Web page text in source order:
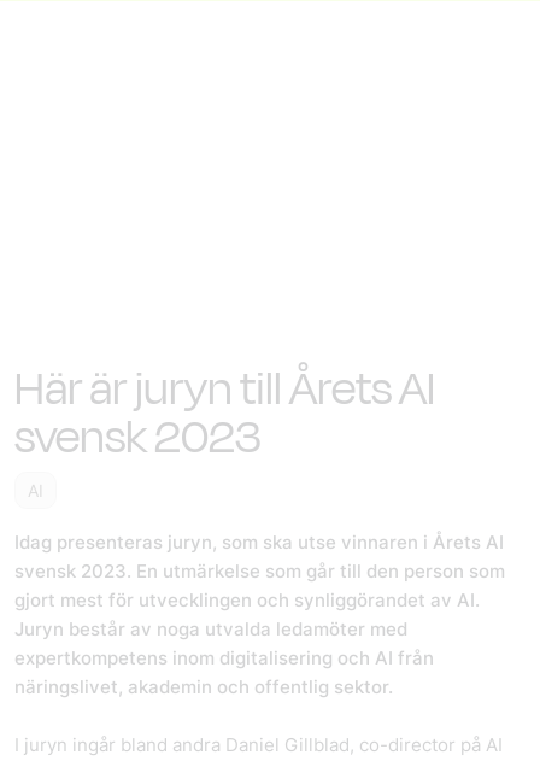
Här är juryn till Årets AI
svensk 2023
AI
Idag presenteras juryn, som ska utse vinnaren i Årets AI
svensk 2023. En utmärkelse som går till den person som
gjort mest för utvecklingen och synliggörandet av AI.
Juryn består av noga utvalda ledamöter med
expertkompetens inom digitalisering och AI från
näringslivet, akademin och offentlig sektor.
I juryn ingår bland andra Daniel Gillblad, co-director på AI